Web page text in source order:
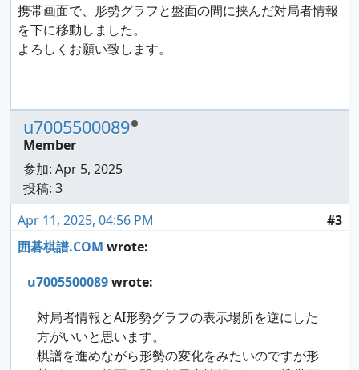
携帯画面で、形勢グラフと盤面の間に挟んだ対局者情報
を下に移動しました。
よろしくお願い致します。
u7005500089
Member
参加: Apr 5, 2025
投稿: 3
Apr 11, 2025, 04:56 PM
#3
囲碁棋譜.COM wrote:
u7005500089wrote:
対局者情報とAI形勢グラフの表示場所を逆にした
方がいいと思います。
棋譜を進めながら形勢の変化をみたいのですが形